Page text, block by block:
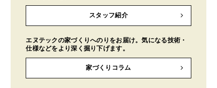
スタッフ紹介
エヌテックの家づくりへのりをお届け。気になる技術・
仕様などをより深く掘り下げます。
家づくりコラム